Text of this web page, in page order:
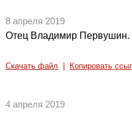
8 апреля 2019
Отец Владимир Первушин.
Скачать файл Копировать
4 апреля 2019